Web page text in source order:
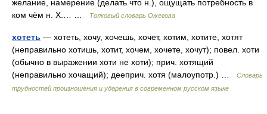
желание, намерение (делать что н.), ощущать потребность в
ком чём н. Х.… …
Толковый словарь Ожегова
хотеть — хотеть, хочу, хочешь, хочет, хотим, хотите, хотят
(неправильно хотишь, хотит, хочем, хочете, хочут); повел. хоти
(обычно в выражении хоти не хоти); прич. хотящий
(неправильно хочащий); дееприч. хотя (малоупотр.) …
Словарь
трудностей произношения и ударения в современном русском языке